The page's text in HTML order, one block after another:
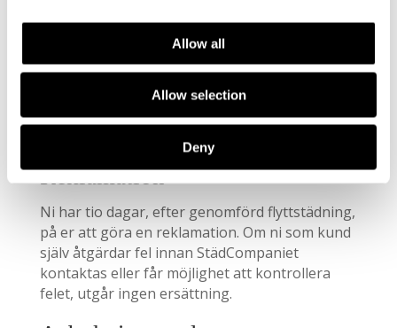
Allow all
Allow selection
Deny
förbehåller vi oss rätten att ändra priset. Detta
bedöms av personal på plats.
Materialkostnad och framkörningsavgift ingår.
Om flyttstädningen utförs under en helgdag
tillkommer en extra avgift av 35% på det totala
Reklamation
Ni har tio dagar, efter genomförd flyttstädning,
på er att göra en reklamation. Om ni som kund
själv åtgärdar fel innan StädCompaniet
kontaktas eller får möjlighet att kontrollera
felet, utgår ingen ersättning.